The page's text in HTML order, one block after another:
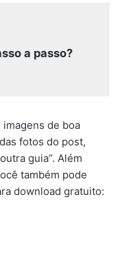
a passo?
de boa
fotos do post,
guia”. Além
também pode
download gratuito: